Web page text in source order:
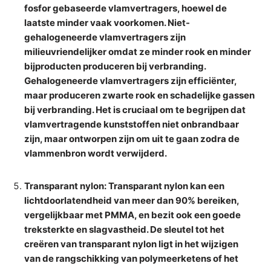
fosfor gebaseerde vlamvertragers, hoewel de
laatste minder vaak voorkomen. Niet-
gehalogeneerde vlamvertragers zijn
milieuvriendelijker omdat ze minder rook en minder
bijproducten produceren bij verbranding.
Gehalogeneerde vlamvertragers zijn efficiënter,
maar produceren zwarte rook en schadelijke gassen
bij verbranding. Het is cruciaal om te begrijpen dat
vlamvertragende kunststoffen niet onbrandbaar
zijn, maar ontworpen zijn om uit te gaan zodra de
vlammenbron wordt verwijderd.
Transparant nylon: Transparant nylon kan een
lichtdoorlatendheid van meer dan 90% bereiken,
vergelijkbaar met PMMA, en bezit ook een goede
treksterkte en slagvastheid. De sleutel tot het
creëren van transparant nylon ligt in het wijzigen
van de rangschikking van polymeerketens of het